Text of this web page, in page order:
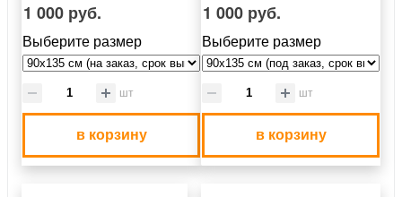
1 000 руб.
Выберите размер
шт
в корзину
1 000 руб.
Выберите размер
шт
в корзину